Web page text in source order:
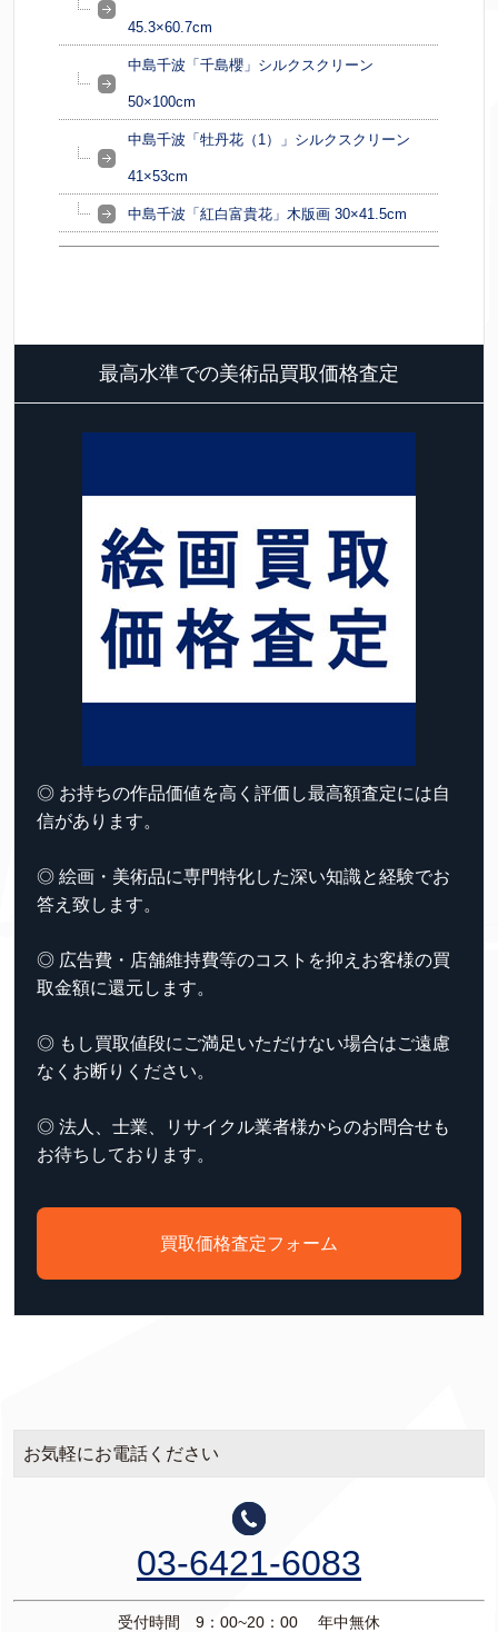
45.3×60.7cm
中島千波「千島櫻」シルクスクリーン
50×100cm
中島千波「牡丹花（1）」シルクスクリーン
41×53cm
中島千波「紅白富貴花」木版画 30×41.5cm
最高水準での美術品買取価格査定
◎ お持ちの作品価値を高く評価し最高額査定には自
信があります。
◎ 絵画・美術品に専門特化した深い知識と経験でお
答え致します。
◎ 広告費・店舗維持費等のコストを抑えお客様の買
取金額に還元します。
◎ もし買取値段にご満足いただけない場合はご遠慮
なくお断りください。
◎ 法人、士業、リサイクル業者様からのお問合せも
お待ちしております。
買取価格査定フォーム
お気軽にお電話ください
03-6421-6083
受付時間 9：00~20：00 年中無休